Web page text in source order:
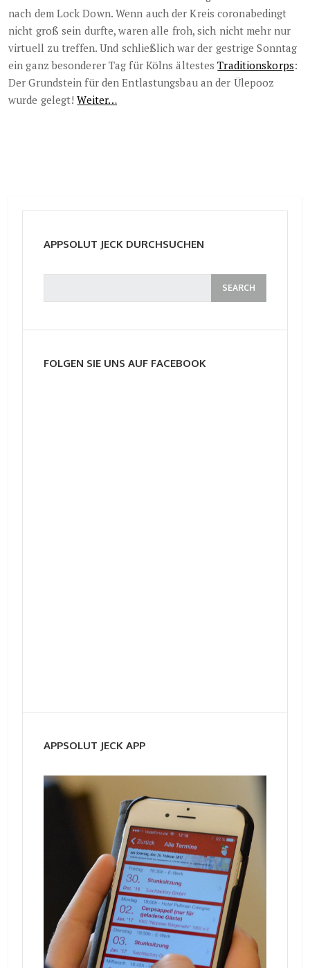
nach dem Lock Down. Wenn auch der Kreis coronabedingt
nicht groß sein durfte, waren alle froh, sich nicht mehr nur
virtuell zu treffen. Und schließlich war der gestrige Sonntag
ein ganz besonderer Tag für Kölns ältestesTraditionskorps:
Der Grundstein für den Entlastungsbau an der Ülepooz
wurde gelegt!Weiter…
APPSOLUT JECK DURCHSUCHEN
FOLGEN SIE UNS AUF FACEBOOK
APPSOLUT JECK APP